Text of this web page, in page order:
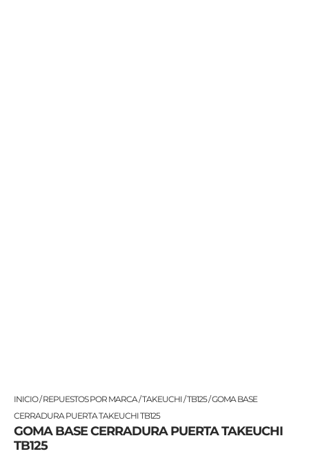
INICIO/REPUESTOS POR MARCA/TAKEUCHI/TB125/ GOMA BASE
CERRADURA PUERTA TAKEUCHI TB125
GOMA BASE CERRADURA PUERTA TAKEUCHI
TB125
GOMA
BASE
CERRADURA
PUERTA